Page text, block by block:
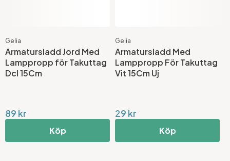
Gelia
Armatursladd Jord Med
Lamppropp för Takuttag
Dcl 15Cm
89 kr
Köp
Gelia
Armatursladd Med
Lamppropp För Takuttag
Vit 15Cm Uj
29 kr
Köp